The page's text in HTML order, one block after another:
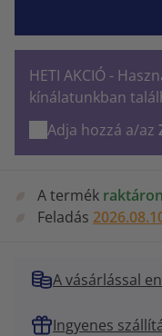
HETI AKCIÓ -
kínálatunkban
Adja hozzá a/az
A termék raktáron
Feladás
A vásárlással
Ingyenes